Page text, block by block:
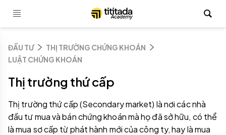
ĐẦU TƯ
THỊ TRƯỜNG CHỨNG KHOÁN
LUẬT CHỨNG KHOÁN
Thị trường thứ cấp
Thị trường thứ cấp (Secondary market) là nơi các nhà
đầu tư mua và bán chứng khoán mà họ đã sở hữu, có thể
là mua sơ cấp từ phát hành mới của công ty, hay là mua